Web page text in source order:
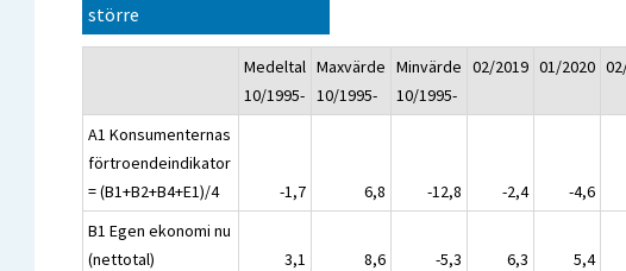
större
Medeltal
10/1995-
Maxvärde
10/1995-
Minvärde
10/1995-
02/2019 01/2020
A1 Konsumenternas
förtroendeindikator
= (B1+B2+B4+E1)/4
-1,7 6,8 -12,8 -2,4 -4,6
B1 Egen ekonomi nu
(nettotal)
3,1 8,6 -5,3 6,3 5,4